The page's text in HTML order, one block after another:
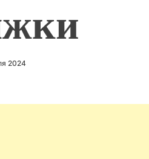
2024